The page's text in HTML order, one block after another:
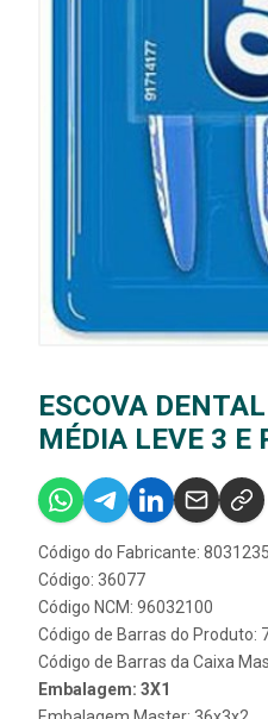
ESCOVA
MÉDIA LEVE 3 E
Código do Fabricante:
Código: 36077
Código NCM: 96032100
Código de Barras do Produto:
Código de Barras da Caixa
Embalagem: 3X1